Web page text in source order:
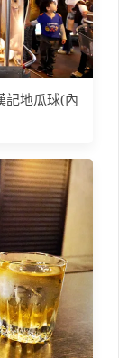
記地瓜球(內